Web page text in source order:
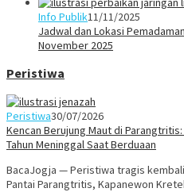
Info Publik11/11/2025
Jadwal dan Lokasi
November 2025
Peristiwa
Peristiwa30/07/2026
Kencan Berujung Maut di
Tahun Meninggal Saat Berduaan
BacaJogja — Peristiwa tragis
Pantai Parangtritis, Kapanewon